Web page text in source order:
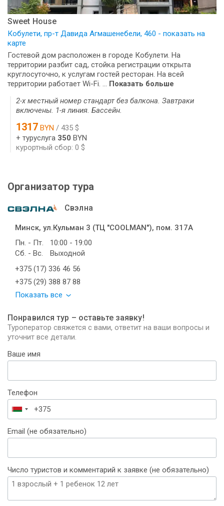
Sweet House
Кобулети, пр-т Давида Агмашенебели, 460 - показать на
карте
Гостевой дом расположен в городе Кобулети. На
территории разбит сад, стойка регистрации открыта
круглосуточно, к услугам гостей ресторан. На всей
территории работает Wi-Fi. ... Показать больше
2-х местный номер стандарт без балкона. Завтраки
включены. 1-я линия. Бассейн.
1317 BYN / 435 $
+ туруслуга 350 BYN
курортный сбор: 0 $
Организатор тура
Свэлна
Минск, ул.Кульман 3 (ТЦ "COOLMAN"), пом. 317А
Пн. - Пт.
10:00 - 19:00
Сб. - Вс.
Выходной
+375 (17) 336 46 56
+375 (29) 388 87 88
Показать все
Понравился тур – оставьте заявку!
Туроператор свяжется с вами, ответит на ваши вопросы и
уточнит все детали.
Ваше имя
Телефон
Беларусь
+375
Email (не обязательно)
Число туристов и комментарий к заявке (не обязательно)